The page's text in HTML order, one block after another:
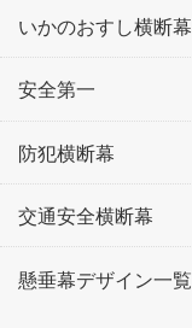
いかのおすし横断幕
安全第一
防犯横断幕
交通安全横断幕
懸垂幕デザイン一覧